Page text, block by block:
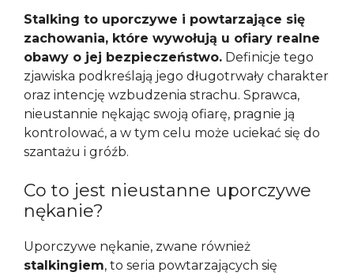
Stalking to uporczywe i powtarzające się
zachowania, które wywołują u ofiary realne
obawy o jej bezpieczeństwo. Definicje tego
zjawiska podkreślają jego długotrwały charakter
oraz intencję wzbudzenia strachu. Sprawca,
nieustannie nękając swoją ofiarę, pragnie ją
kontrolować, a w tym celu może uciekać się do
szantażu i gróźb.
Co to jest nieustanne uporczywe
nękanie?
Uporczywe nękanie, zwane również
stalkingiem, to seria powtarzających się